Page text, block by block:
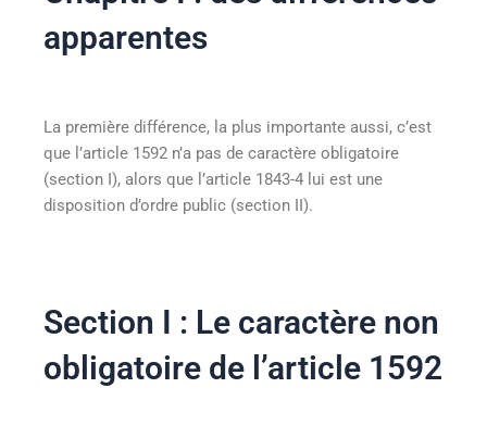
apparentes
La première différence, la plus importante aussi, c’est
que l’article 1592 n’a pas de caractère obligatoire
(section I), alors que l’article 1843-4 lui est une
disposition d’ordre public (section II).
Section I : Le caractère non
obligatoire de l’article 1592